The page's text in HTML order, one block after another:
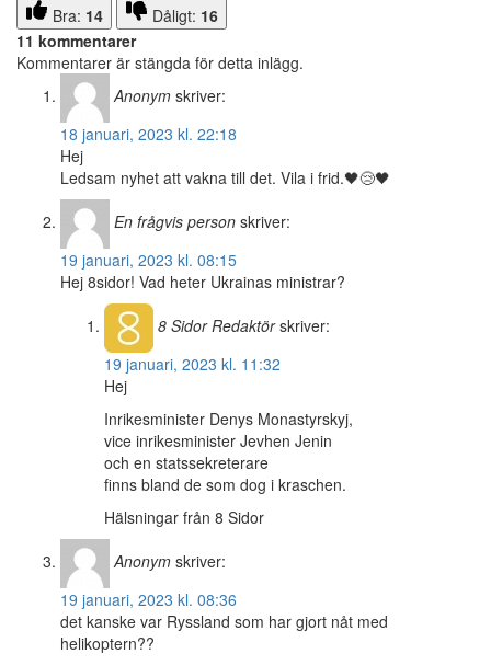
Bra: 14 Dåligt: 16
11 kommentarer
Kommentarer är stängda för detta inlägg.
Anonym skriver:
18 januari, 2023 kl. 22:18
Hej
Ledsam nyhet att vakna till det. Vila i frid.🖤😢🖤
En frågvis person skriver:
19 januari, 2023 kl. 08:15
Hej 8sidor! Vad heter Ukrainas ministrar?
8 SidorRedaktör skriver:
19 januari, 2023 kl. 11:32
Hej
Inrikesminister Denys Monastyrskyj,
vice inrikesminister Jevhen Jenin
och en statssekreterare
finns bland de som dog i kraschen.
Hälsningar från 8 Sidor
Anonym skriver:
19 januari, 2023 kl. 08:36
det kanske var Ryssland som har gjort nåt med
helikoptern??